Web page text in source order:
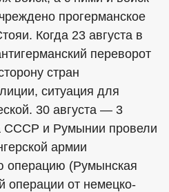
прогерманское
Когда 23 августа в
переворот
стран
ситуация для
30 августа — 3
СССР и Румынии провели
армии
операцию (Румынская
операции от немецко-